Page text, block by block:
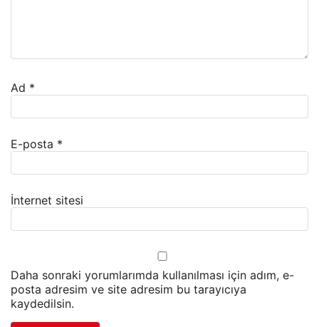
Ad *
E-posta *
İnternet sitesi
Daha sonraki yorumlarımda kullanılması için adım, e-
posta adresim ve site adresim bu tarayıcıya
kaydedilsin.